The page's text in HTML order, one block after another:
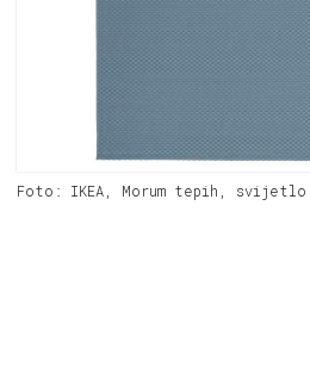
Foto: IKEA, Morum tepih,